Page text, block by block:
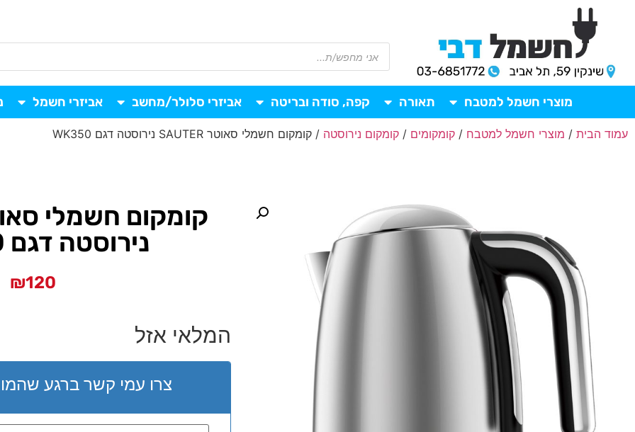
מוצרי חשמל למטבח תאורה קפה, סודה ובריטה אביזרי סלולר/מחשב אביזרי חשמל
עמוד הבית / מוצרי חשמל למטבח / קומקומים / קומקום נירוסטה / קומקום חשמלי סאוטר SAUTER נירוסטה דגם WK350
נירוסטה דגם WK350
₪120
המלאי אזל
צרו עמי קשר ברגע